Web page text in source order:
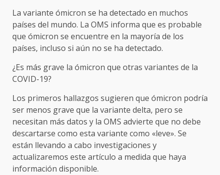
La variante ómicron se ha detectado en muchos
países del mundo. La OMS informa que es probable
que ómicron se encuentre en la mayoría de los
países, incluso si aún no se ha detectado.
¿Es más grave la ómicron que otras variantes de la
COVID-19?
Los primeros hallazgos sugieren que ómicron podría
ser menos grave que la variante delta, pero se
necesitan más datos y la OMS advierte que no debe
descartarse como esta variante como «leve». Se
están llevando a cabo investigaciones y
actualizaremos este artículo a medida que haya
información disponible.